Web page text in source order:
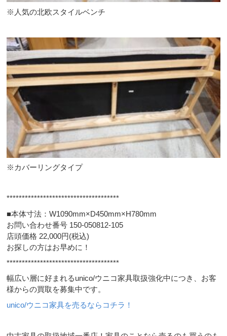
※人気の北欧スタイルベンチ
※カバーリングタイプ
*************************************
■本体寸法：W1090mm×D450mm×H780mm
お問い合わせ番号 150-050812-105
店頭価格 22,000円(税込)
お探しの方はお早めに！
*************************************
幅広い層に好まれるunico/ウニコ家具取扱強化中につき、お客
様からの買取を募集中です。
unico/ウニコ家具を売るならコチラ！